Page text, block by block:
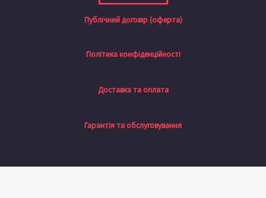
Публічний договір (оферта)
Політика конфіденційності
Доставка та оплата
Гарантія та обслуговування